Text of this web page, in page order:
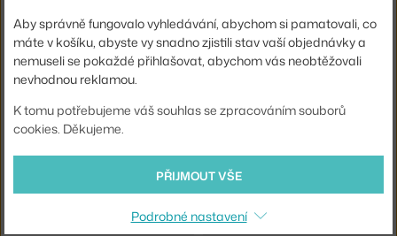
SANDBERG
TAPETA RAND S10290
SANDBERG
4 - 6 týdnů
Aby správně fungovalo vyhledávání, abychom si pamatovali, co
máte v košíku, abyste vy snadno zjistili stav vaší objednávky a
nemuseli se pokaždé přihlašovat, abychom vás neobtěžovali
nevhodnou reklamou.
K tomu potřebujeme váš souhlas se zpracováním souborů
cookies. Děkujeme.
PŘIJMOUT VŠE
Podrobné nastavení